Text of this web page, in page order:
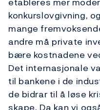
konkurslovgivning,
mange
andre må private
bære kostnadene
Det internasjonale
til bankene i de
de bidrar til å løse